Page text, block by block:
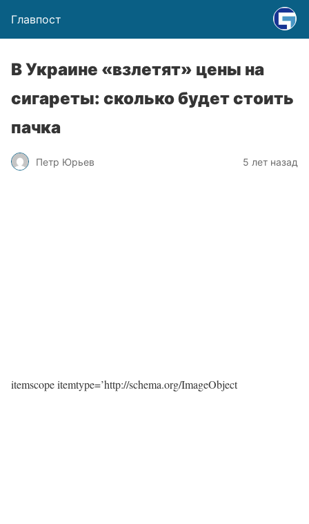
Главпост
В Украине «взлетят» цены на
сигареты: сколько будет стоить
пачка
Петр Юрьев 5 лет назад
itemscope itemtype=’http://schema.org/ImageObject